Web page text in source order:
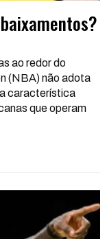
ao redor do
(NBA) não adota
característica
que operam